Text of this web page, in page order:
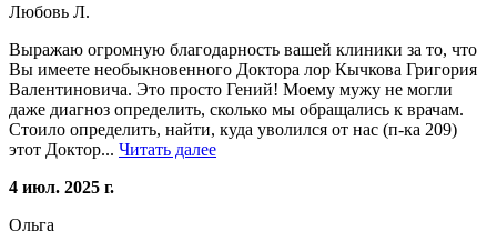
Любовь Л.
Выражаю огромную благодарность вашей клиники за то, что
Вы имеете необыкновенного Доктора лор Кычкова Григория
Валентиновича. Это просто Гений! Моему мужу не могли
даже диагноз определить, сколько мы обращались к врачам.
Стоило определить, найти, куда уволился от нас (п-ка 209)
этот Доктор... Читать далее
4 июл. 2025 г.
Ольга